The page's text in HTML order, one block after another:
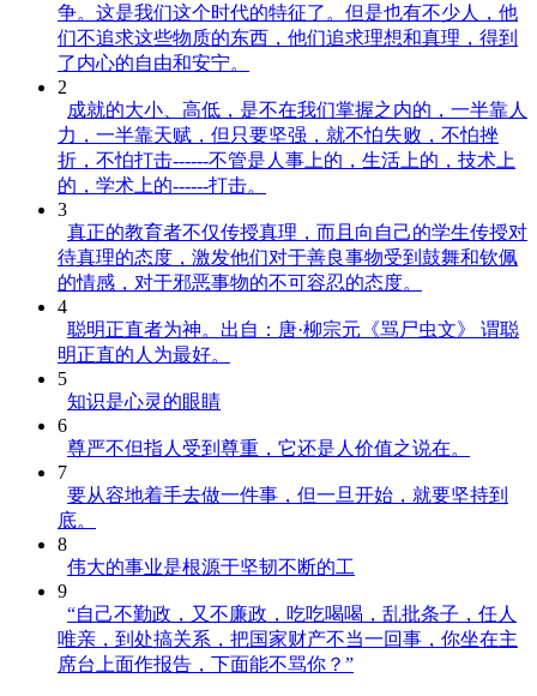
争。这是我们这个时代的特征了。但是也有不少人，他
们不追求这些物质的东西，他们追求理想和真理，得到
了内心的自由和安宁。
2
成就的大小、高低，是不在我们掌握之内的，一半靠人
力，一半靠天赋，但只要坚强，就不怕失败，不怕挫
折，不怕打击------不管是人事上的，生活上的，技术上
的，学术上的------打击。
3
真正的教育者不仅传授真理，而且向自己的学生传授对
待真理的态度，激发他们对于善良事物受到鼓舞和钦佩
的情感，对于邪恶事物的不可容忍的态度。
4
聪明正直者为神。出自：唐·柳宗元《骂尸虫文》 谓聪
明正直的人为最好。
5
知识是心灵的眼睛
6
尊严不但指人受到尊重，它还是人价值之说在。
7
要从容地着手去做一件事，但一旦开始，就要坚持到
底。
8
伟大的事业是根源于坚韧不断的工
9
“自己不勤政，又不廉政，吃吃喝喝，乱批条子，任人
唯亲，到处搞关系，把国家财产不当一回事，你坐在主
席台上面作报告，下面能不骂你？”